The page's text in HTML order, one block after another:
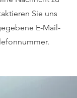
Sie uns
E-Mail-